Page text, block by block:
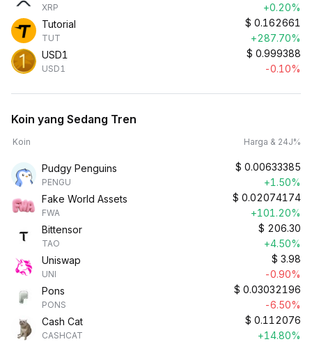
XRP
+0.20%
Tutorial
TUT
$ 0.162661
+287.70%
USD1
USD1
$ 0.999388
-0.10%
Koin yang Sedang Tren
Koin Harga & 24J%
Pudgy Penguins
PENGU
$ 0.00633385
+1.50%
Fake World Assets
FWA
$ 0.02074174
+101.20%
Bittensor
TAO
$ 206.30
+4.50%
Uniswap
UNI
$ 3.98
-0.90%
Pons
PONS
$ 0.03032196
-6.50%
Cash Cat
CASHCAT
$ 0.112076
+14.80%